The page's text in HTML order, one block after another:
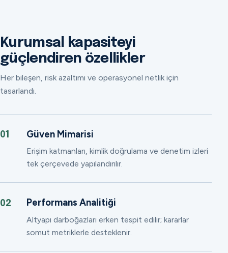
Kurumsal kapasiteyi
güçlendiren özellikler
Her bileşen, risk azaltımı ve operasyonel netlik için
tasarlandı.
01 Güven Mimarisi
Erişim katmanları, kimlik doğrulama ve denetim izleri
tek çerçevede yapılandırılır.
02 Performans Analitiği
Altyapı darboğazları erken tespit edilir; kararlar
somut metriklerle desteklenir.